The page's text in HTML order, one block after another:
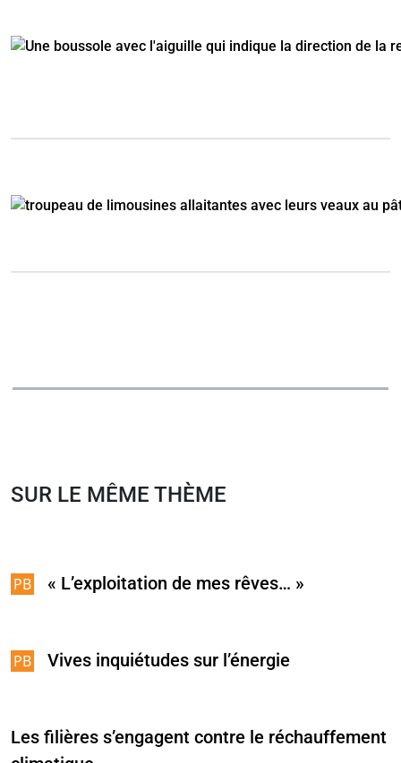
SUR LE MÊME THÈME
« L’exploitation de mes rêves… »
Vives inquiétudes sur l’énergie
Les filières s’engagent contre le réchauffement